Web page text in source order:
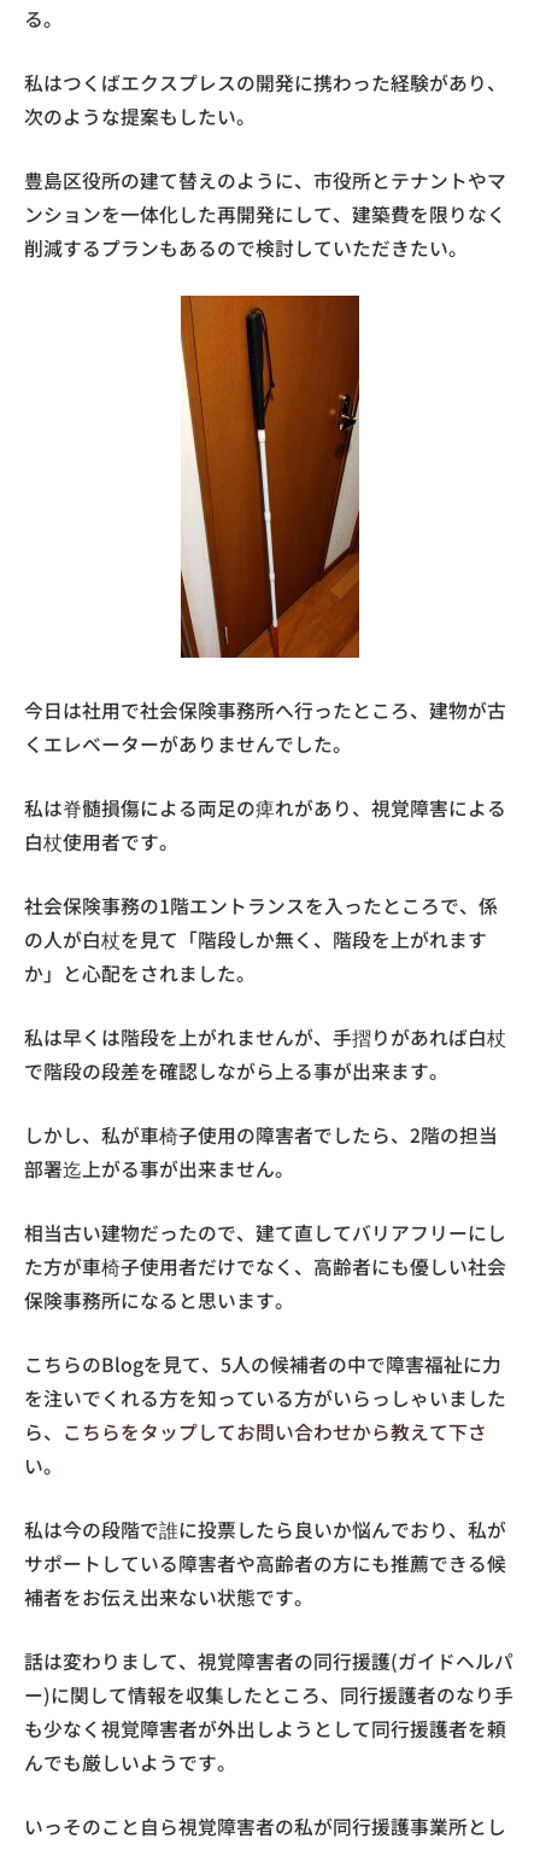
る。
私はつくばエクスプレスの開発に携わった経験があり、
次のような提案もしたい。
豊島区役所の建て替えのように、市役所とテナントやマ
ンションを一体化した再開発にして、建築費を限りなく
削減するプランもあるので検討していただきたい。
今日は社用で社会保険事務所へ行ったところ、建物が古
くエレベーターがありませんでした。
私は脊髄損傷による両足の痺れがあり、視覚障害による
白杖使用者です。
社会保険事務の1階エントランスを入ったところで、係
の人が白杖を見て「階段しか無く、階段を上がれます
か」と心配をされました。
私は早くは階段を上がれませんが、手摺りがあれば白杖
で階段の段差を確認しながら上る事が出来ます。
しかし、私が車椅子使用の障害者でしたら、2階の担当
部署迄上がる事が出来ません。
相当古い建物だったので、建て直してバリアフリーにし
た方が車椅子使用者だけでなく、高齢者にも優しい社会
保険事務所になると思います。
こちらのBlogを見て、5人の候補者の中で障害福祉に力
を注いでくれる方を知っている方がいらっしゃいました
ら、 こちらをタップしてお問い合わせから教えて下さ
い。
私は今の段階で誰に投票したら良いか悩んでおり、私が
サポートしている障害者や高齢者の方にも推薦できる候
補者をお伝え出来ない状態です。
話は変わりまして、視覚障害者の同行援護(ガイドヘルパ
ー)に関して情報を収集したところ、同行援護者のなり手
も少なく視覚障害者が外出しようとして同行援護者を頼
んでも厳しいようです。
いっそのこと自ら視覚障害者の私が同行援護事業所とし